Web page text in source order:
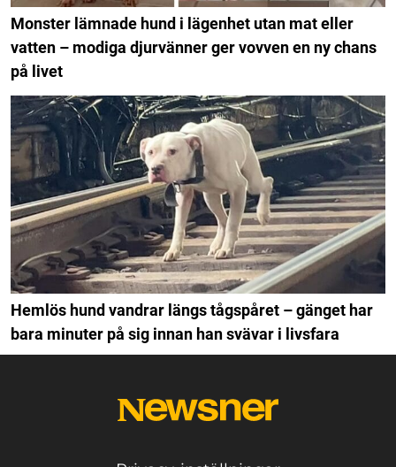
Monster lämnade hund i lägenhet utan mat eller
vatten – modiga djurvänner ger vovven en ny chans
på livet
Hemlös hund vandrar längs tågspåret – gänget har
bara minuter på sig innan han svävar i livsfara